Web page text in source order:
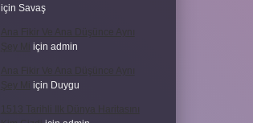
için Savaş
Ana Fikir Ve Ana Düşünce Aynı
Şey Mi için admin
Ana Fikir Ve Ana Düşünce Aynı
Şey Mi için Duygu
1513 Tarihli Ilk Dünya Haritasını